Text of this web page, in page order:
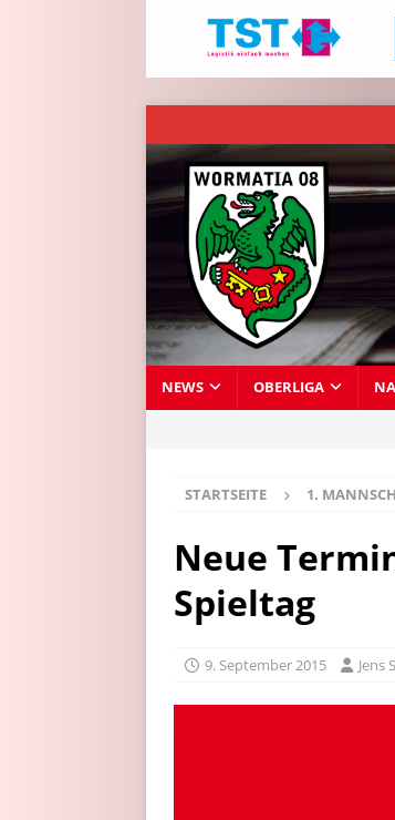
NEWS OBERLIGA
STARTSEITE 1.
Neue
Spieltag
9. September 2015 Jens